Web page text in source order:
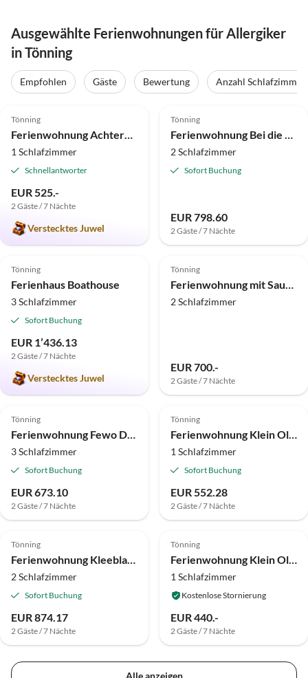
Ausgewählte Ferienwohnungen für Allergiker
in Tönning
Empfohlen Gäste Bewertung
Anzahl Schlafzimmer
Tönning
Ferienwohnung Achtern Diek
1 Schlafzimmer
Schnellantworter
EUR 525.-
2 Gäste / 7 Nächte
Verstecktes Juwel
Tönning
Ferienwohnung Bei die Fische
2 Schlafzimmer
Sofort Buchung
EUR 798.60
2 Gäste / 7 Nächte
5.0 (14)
Tönning
Ferienhaus Boathouse
3 Schlafzimmer
Sofort Buchung
EUR 1’436.13
2 Gäste / 7 Nächte
Verstecktes Juwel
Top-Inserat
4.9 (11)
Tönning
Ferienwohnung mit Sauna und Kamin
2 Schlafzimmer
EUR 700.-
2 Gäste / 7 Nächte
4.5 (2)
Tönning
Ferienwohnung Fewo Deichblick
3 Schlafzimmer
Sofort Buchung
EUR 673.10
2 Gäste / 7 Nächte
4.8 (2)
Tönning
Ferienwohnung Klein Olversum
1 Schlafzimmer
Sofort Buchung
EUR 552.28
2 Gäste / 7 Nächte
4.5 (1)
Tönning
Ferienwohnung Kleeblatt-Dairy
2 Schlafzimmer
Sofort Buchung
EUR 874.17
2 Gäste / 7 Nächte
Tönning
Ferienwohnung Klein Olversum
1 Schlafzimmer
Kostenlose Stornierung
EUR 440.-
2 Gäste / 7 Nächte